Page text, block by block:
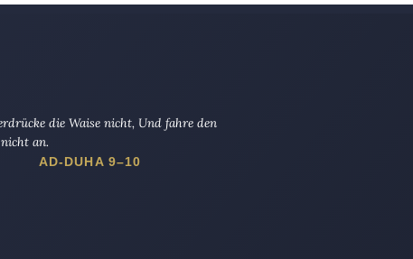
die Waise nicht, Und fahre den
an.
AD-DUHA 9–10